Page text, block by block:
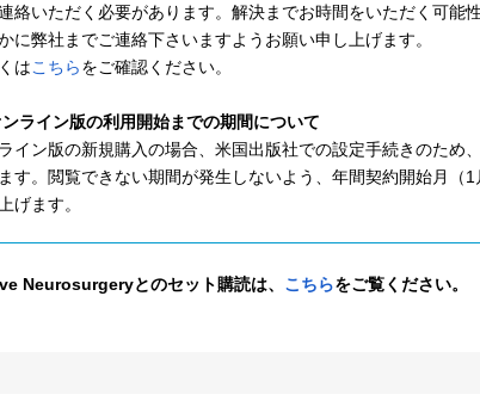
絡いただく必要があります。解決までお時間をいただく可能
に弊社までご連絡下さいますようお願い申し上げます。
はこちらをご確認ください。
ライン版の利用開始までの期間について
イン版の新規購入の場合、米国出版社での設定手続きのた
す。閲覧できない期間が発生しないよう、年間契約開始月
げます。
Neurosurgeryとのセット購読は、 こちらをご覧ください。